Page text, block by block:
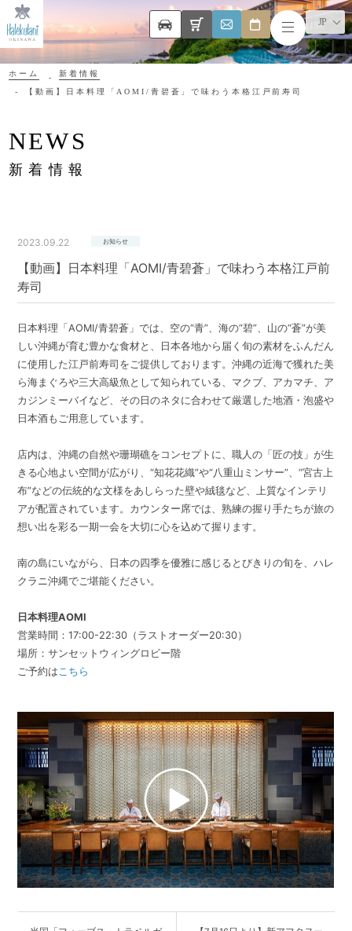
JP
ホーム 新着情報
【動画】日本料理「AOMI/青碧蒼」で味わう本格江戸前寿司
NEWS
新着情報
2023.09.22 お知らせ
【動画】日本料理「AOMI/青碧蒼」で味わう本格江戸前
寿司
日本料理「AOMI/青碧蒼」では、空の“青”、海の“碧”、山の“蒼”が美
しい沖縄が育む豊かな食材と、日本各地から届く旬の素材をふんだん
に使用した江戸前寿司をご提供しております。沖縄の近海で獲れた美
ら海まぐろや三大高級魚として知られている、マクブ、アカマチ、ア
カジンミーバイなど、その日のネタに合わせて厳選した地酒・泡盛や
日本酒もご用意しています。
店内は、沖縄の自然や珊瑚礁をコンセプトに、職人の「匠の技」が生
きる心地よい空間が広がり、“知花花織”や“八重山ミンサー”、“宮古上
布”などの伝統的な文様をあしらった壁や絨毯など、上質なインテリ
アが配置されています。カウンター席では、熟練の握り手たちが旅の
想い出を彩る一期一会を大切に心を込めて握ります。
南の島にいながら、日本の四季を優雅に感じるとびきりの旬を、ハレ
クラニ沖縄でご堪能ください。
日本料理AOMI
営業時間：17:00-22:30（ラストオーダー20:30）
場所：サンセットウィングロビー階
ご予約はこちら